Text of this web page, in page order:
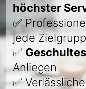
höchster
✅
jede
✅ Geschultes
Anliegen
✅